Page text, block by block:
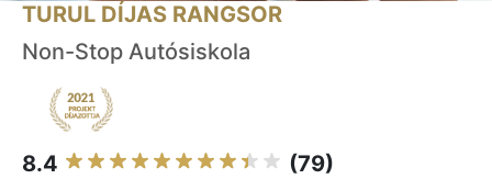
TURUL DÍJAS RANGSOR
Non-Stop Autósiskola
8.4 (79)